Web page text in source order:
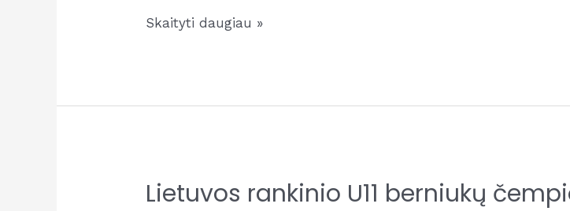
Lietuvos
imtynių
bronzos
Skaityti daugiau »
Lietuvos rankinio U11 berniukų